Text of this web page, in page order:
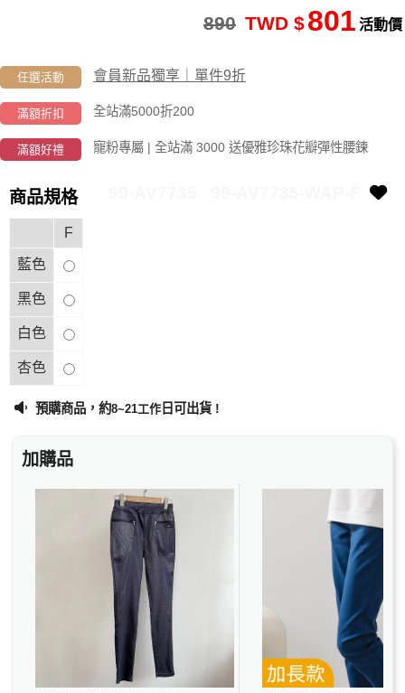
活動價
801
TWD $
890
任選活動 會員新品獨享｜單件9折
滿額折扣 全站滿5000折200
滿額好禮 寵粉專屬 | 全站滿 3000 送優雅珍珠花瓣彈性腰鍊
商品規格
F
藍色
黑色
白色
杏色
預購商品，約8~21工作 日可出貨 !
加購品